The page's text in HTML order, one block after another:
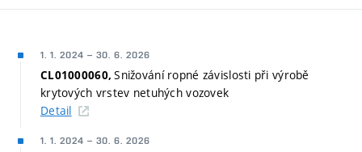
1. 1. 2024 – 30. 6. 2026
CL01000060,Snižování ropné závislosti při výrobě
krytových vrstev netuhých vozovek
Detail
1. 1. 2024 – 30. 6. 2026